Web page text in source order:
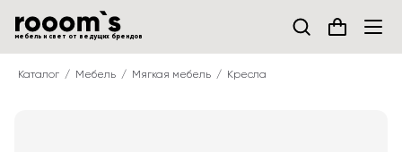
мебель и свет от ведущих брендов
Каталог Мебель Мягкая мебель Кресла